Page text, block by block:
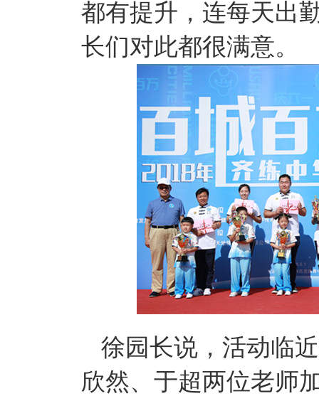
都有提升，连每天出
长们对此都很满意。
徐园长说，活动临
欣然、于超两位老师